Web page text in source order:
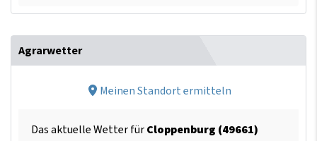
Agrarwetter
Meinen Standort ermitteln
Das aktuelle Wetter fürCloppenburg (49661)